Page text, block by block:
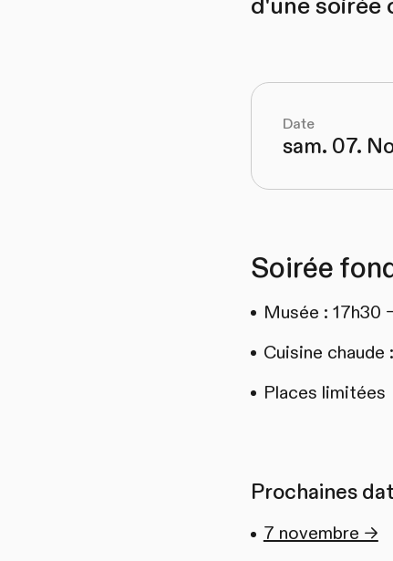
Date
sam. 07.
Soirée
Musée : 17h30
Cuisine chaude
Places limitées
Prochaines
7 novembre →